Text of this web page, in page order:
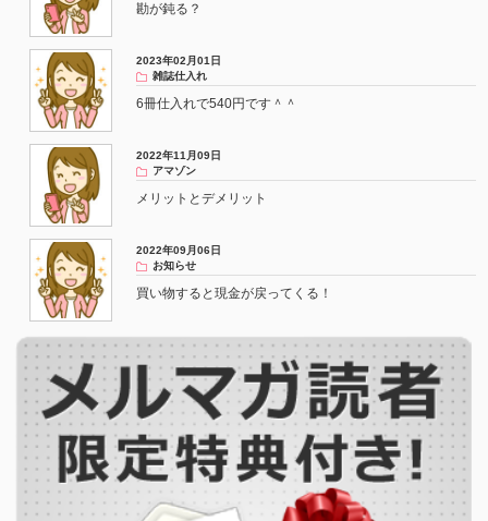
勘が鈍る？
2023年02月01日
雑誌仕入れ
6冊仕入れで540円です＾＾
2022年11月09日
アマゾン
メリットとデメリット
2022年09月06日
お知らせ
買い物すると現金が戻ってくる！